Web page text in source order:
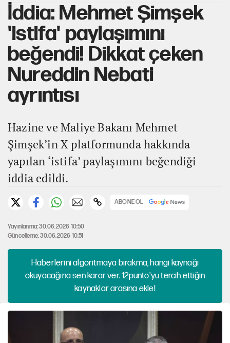
İddia: Mehmet Şimşek
'istifa' paylaşımını
beğendi! Dikkat çeken
Nureddin Nebati
ayrıntısı
Hazine ve Maliye Bakanı Mehmet
Şimşek’in X platformunda hakkında
yapılan ‘istifa’ paylaşımını beğendiği
iddia edildi.
ABONE OL
Yayınlanma: 30.06.2026 10:50
Güncelleme: 30.06.2026 10:51
Haberlerini algoritmaya bırakma, hangi kaynağı
okuyacağına sen karar ver. 12punto'yu tercih ettiğin
kaynaklar arasına ekle!